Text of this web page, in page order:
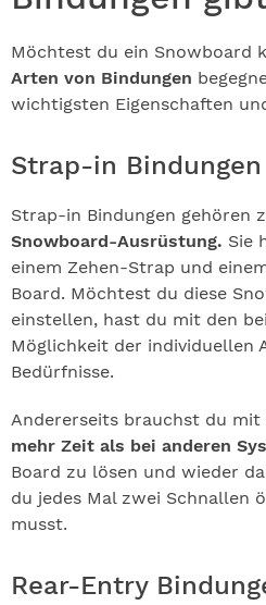
Möchtest du ein Snowboard
Arten von Bindungen
wichtigsten Eigenschaften
Strap-in Bindungen
Strap-in Bindungen gehören
Snowboard-Ausrüstung. Sie
einem Zehen-Strap und
Board. Möchtest du diese
einstellen, hast du mit den
Möglichkeit der individuellen
Bedürfnisse.
Andererseits brauchst du mit
mehr Zeit als bei anderen
Board zu lösen und wieder
du jedes Mal zwei Schnallen
musst.
Rear-Entry